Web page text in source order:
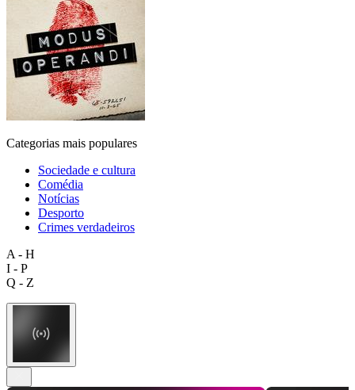
Categorias mais populares
Sociedade e cultura
Comédia
Notícias
Desporto
Crimes verdadeiros
A - H
I - P
Q - Z